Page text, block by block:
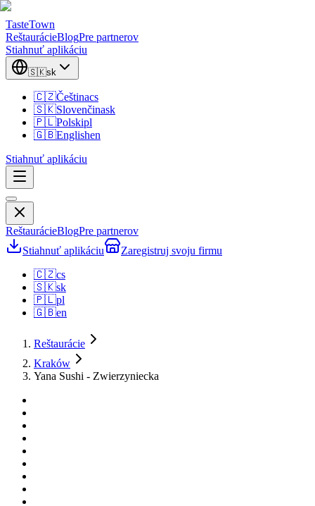
TasteTown
ReštaurácieBlogPre partnerov
Stiahnuť aplikáciu
🇸🇰sk
🇨🇿Češtinacs
🇸🇰Slovenčinask
🇵🇱Polskipl
🇬🇧Englishen
Stiahnuť aplikáciu
ReštaurácieBlogPre partnerov
Stiahnuť aplikáciu
Zaregistruj svoju firmu
🇨🇿cs
🇸🇰sk
🇵🇱pl
🇬🇧en
Reštaurácie
Kraków
Yana Sushi - Zwierzyniecka